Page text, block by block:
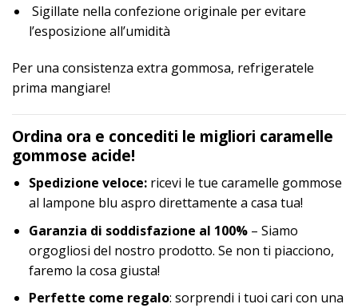
Sigillate nella confezione originale per evitare
l’esposizione all’umidità
Per una consistenza extra gommosa, refrigeratele
prima mangiare!
Ordina ora e concediti le migliori caramelle
gommose acide!
Spedizione veloce:ricevi le tue caramelle gommose
al lampone blu aspro direttamente a casa tua!
Garanzia di soddisfazione al 100%– Siamo
orgogliosi del nostro prodotto. Se non ti piacciono,
faremo la cosa giusta!
Perfette come regalo: sorprendi i tuoi cari con una